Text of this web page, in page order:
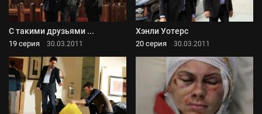
С такими друзьями ...
19 серия 30.03.2011
Хэнли Уотерс
20 серия 30.03.2011